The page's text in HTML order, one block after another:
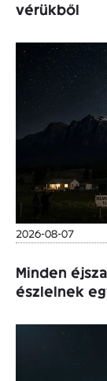
vérükből
2026-08-07
Minden
észlelnek